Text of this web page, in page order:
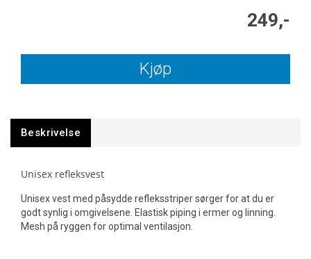
249,-
Kjøp
Beskrivelse
Unisex refleksvest
Unisex vest med påsydde refleksstriper sørger for at du er
godt synlig i omgivelsene. Elastisk piping i ermer og linning.
Mesh på ryggen for optimal ventilasjon.